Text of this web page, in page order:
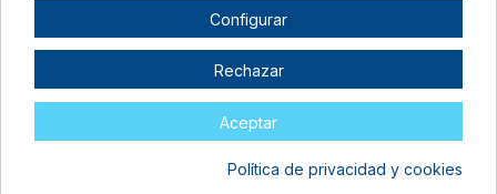
Papel Water Transfer
Configurar
Rechazar
Aceptar
Política de privacidad y cookies